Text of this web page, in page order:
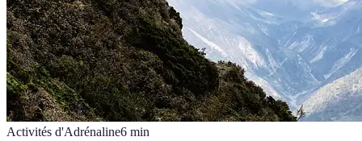
Activités d'Adrénaline6 min